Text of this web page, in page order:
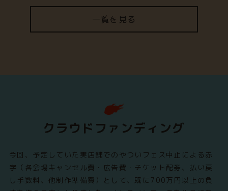
一覧を見る
クラウドファンディング
今回、予定していた実店舗でのやついフェス中止による赤
字（各会場キャンセル費・広告費・チケット配券、払い戻
し手数料、他制作準備費）として、既に700万円以上の負